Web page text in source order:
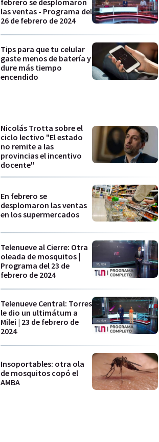
febrero se desplomaron
las ventas - Programa del
26 de febrero de 2024
Tips para que tu celular
gaste menos de batería y
dure más tiempo
encendido
Nicolás Trotta sobre el
ciclo lectivo "El estado
no remite a las
provincias el incentivo
docente"
En febrero se
desplomaron las ventas
en los supermercados
Telenueve al Cierre: Otra
oleada de mosquitos |
Programa del 23 de
febrero de 2024
Telenueve Central: Torres
le dio un ultimátum a
Milei | 23 de febrero de
2024
Insoportables: otra ola
de mosquitos copó el
AMBA